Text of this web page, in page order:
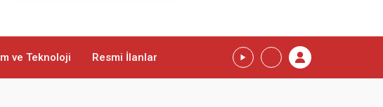
ve Teknoloji Resmi İlanlar